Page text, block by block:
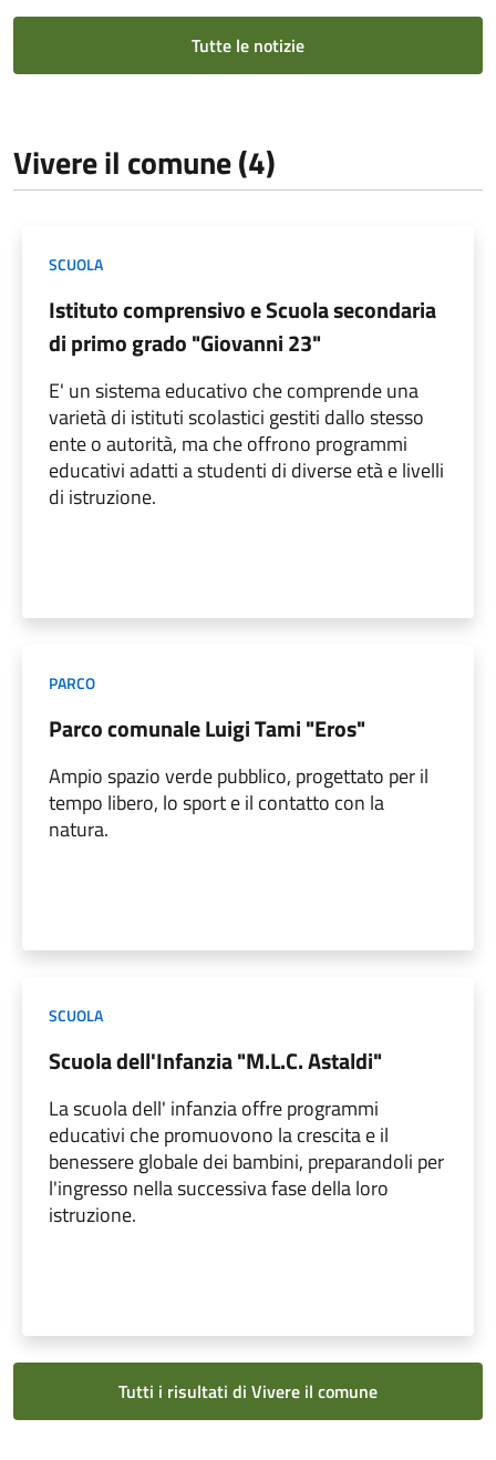
Tutte le notizie
Vivere il comune (4)
SCUOLA
Istituto comprensivo e Scuola secondaria
di primo grado "Giovanni 23"
E' un sistema educativo che comprende una
varietà di istituti scolastici gestiti dallo stesso
ente o autorità, ma che offrono programmi
educativi adatti a studenti di diverse età e livelli
di istruzione.
PARCO
Parco comunale Luigi Tami "Eros"
Ampio spazio verde pubblico, progettato per il
tempo libero, lo sport e il contatto con la
natura.
SCUOLA
Scuola dell'Infanzia "M.L.C. Astaldi"
La scuola dell' infanzia offre programmi
educativi che promuovono la crescita e il
benessere globale dei bambini, preparandoli per
l'ingresso nella successiva fase della loro
istruzione.
Tutti i risultati di Vivere il comune